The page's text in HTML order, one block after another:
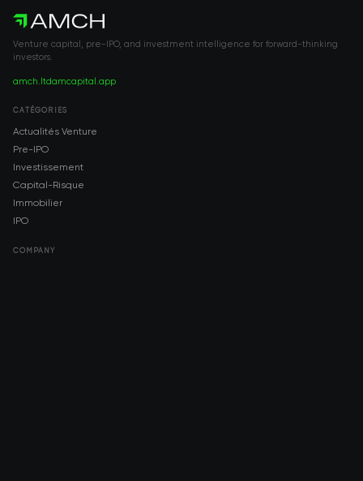
Venture capital, pre-IPO, and investment intelligence for forward-thinking
investors.
amch.ltdamcapital.app
CATÉGORIES
Actualités Venture
Pre-IPO
Investissement
Capital-Risque
Immobilier
IPO
COMPANY